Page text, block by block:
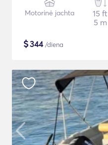
Motorinė jachta
15 ft
5 m
$344/diena